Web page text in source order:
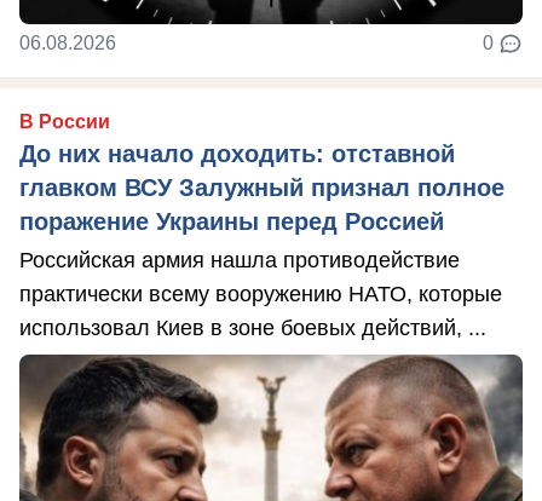
06.08.2026 0
В России
До них начало доходить: отставной
главком ВСУ Залужный признал полное
поражение Украины перед Россией
Российская армия нашла противодействие
практически всему вооружению НАТО, которые
использовал Киев в зоне боевых действий, ...